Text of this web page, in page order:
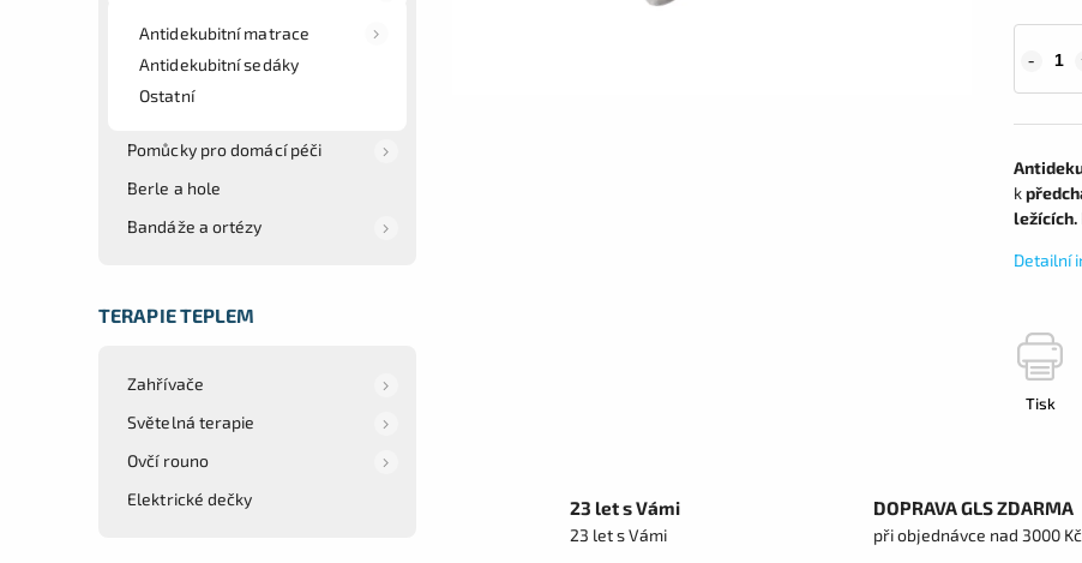
Antidekubitní matrace
Antidekubitní sedáky
Ostatní
Pomůcky pro domácí péči
Berle a hole
Bandáže a ortézy
TERAPIE TEPLEM
Zahřívače
Světelná terapie
Ovčí rouno
Elektrické dečky
k
ležících.
Detailní
Tisk
23 let s Vámi
23 let s Vámi
DOPRAVA GLS ZDARMA
při objednávce nad 3000 Kč